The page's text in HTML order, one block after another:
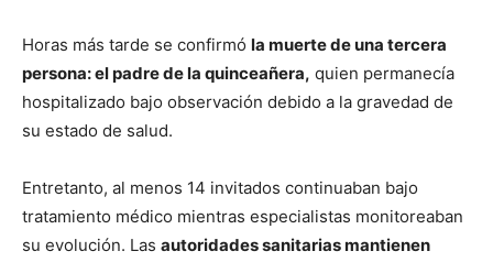
Horas más tarde se confirmó la muerte de una tercera
persona: el padre de la quinceañera, quien permanecía
hospitalizado bajo observación debido a la gravedad de
su estado de salud.
Entretanto, al menos 14 invitados continuaban bajo
tratamiento médico mientras especialistas monitoreaban
su evolución. Las autoridades sanitarias mantienen